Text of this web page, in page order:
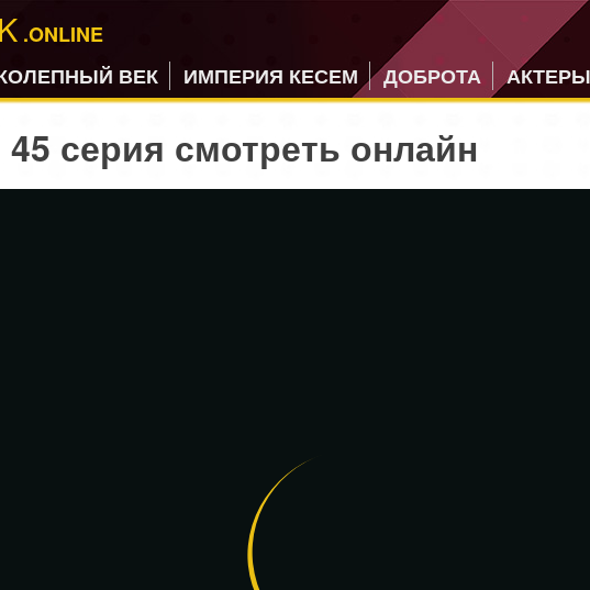
.ONLINE
ВЕК
ИМПЕРИЯ КЕСЕМ ДОБРОТА АКТЕРЫ
серия смотреть онлайн